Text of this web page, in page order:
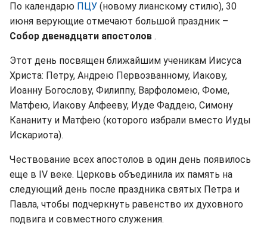
По календарю ПЦУ (новому лианскому стилю), 30
июня верующие отмечают большой праздник –
Собор двенадцати апостолов .
Этот день посвящен ближайшим ученикам Иисуса
Христа: Петру, Андрею Первозванному, Иакову,
Иоанну Богослову, Филиппу, Варфоломею, Фоме,
Матфею, Иакову Алфееву, Иуде Фаддею, Симону
Кананиту и Матфею (которого избрали вместо Иуды
Искариота).
Чествование всех апостолов в один день появилось
еще в IV веке. Церковь объединила их память на
следующий день после праздника святых Петра и
Павла, чтобы подчеркнуть равенство их духовного
подвига и совместного служения.